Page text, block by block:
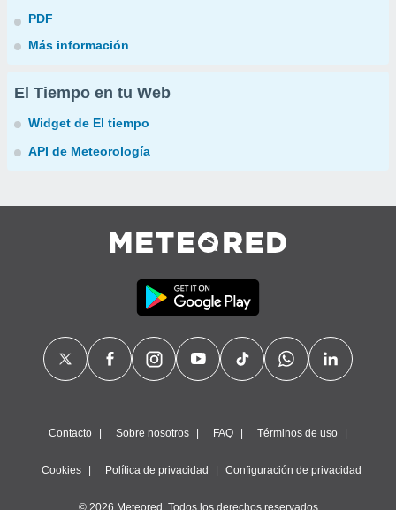
PDF
Más información
El Tiempo en tu Web
Widget de El tiempo
API de Meteorología
Contacto Sobre nosotros FAQ Términos de uso
Cookies Política de privacidad Configuración de privacidad
© 2026 Meteored. Todos los derechos reservados